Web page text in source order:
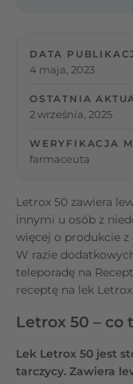
DATA
4 maja, 2023
OSTATNIA
2 września, 2025
WERYFIKACJA
farmaceuta
Letrox 50 zawiera
innymi u osób z
więcej o produkcie
W razie
teleporadę na
receptę na lek Letrox
Letrox 50 – co
Lek Letrox 50 jest
tarczycy. Zawiera